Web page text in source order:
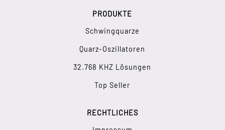
PRODUKTE
Schwingquarze
Quarz-Oszillatoren
32.768 KHZ Lösungen
Top Seller
RECHTLICHES